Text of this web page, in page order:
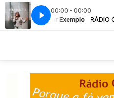
00:00 - 00:00
com Locutor Exemplo RÁDIO
Aline